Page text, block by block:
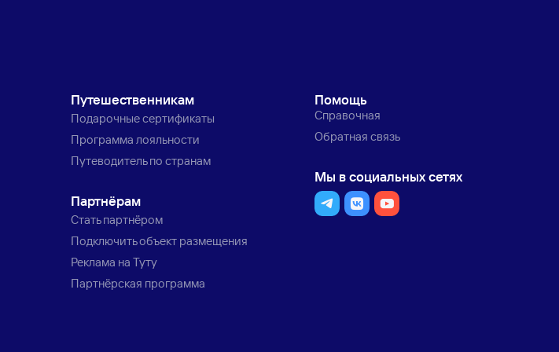
Путешественникам
Подарочные сертификаты
Программа лояльности
Путеводитель по странам
Партнёрам
Стать партнёром
Подключить объект размещения
Реклама на Туту
Партнёрская программа
Помощь
Справочная
Обратная связь
Мы в социальных сетях